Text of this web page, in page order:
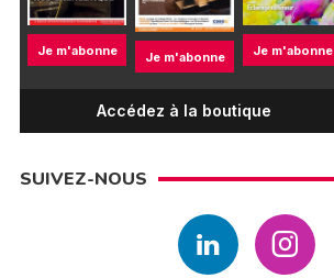
Je m'abonne Je m'abonne Je m'abonne
Accédez à la boutique
SUIVEZ-NOUS